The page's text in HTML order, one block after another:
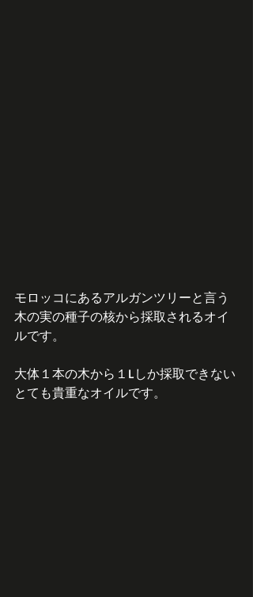
モロッコにあるアルガンツリーと言う
木の実の種子の核から採取されるオイ
ルです。
大体１本の木から１Lしか採取できない
とても貴重なオイルです。